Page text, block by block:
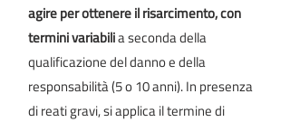
agire per ottenere il risarcimento, con
termini variabilia seconda della
qualificazione del danno e della
responsabilità (5 o 10 anni). In presenza
di reati gravi, si applica il termine di